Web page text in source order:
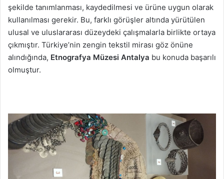
şekilde tanımlanması, kaydedilmesi ve ürüne uygun olarak
kullanılması gerekir. Bu, farklı görüşler altında yürütülen
ulusal ve uluslararası düzeydeki çalışmalarla birlikte ortaya
çıkmıştır. Türkiye’nin zengin tekstil mirası göz önüne
alındığında, Etnografya Müzesi Antalya bu konuda başarılı
olmuştur.